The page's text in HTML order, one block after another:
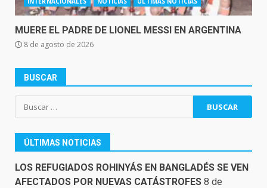
MUERE EL PADRE DE LIONEL MESSI EN ARGENTINA
8 de agosto de 2026
BUSCAR
Buscar:
ÚLTIMAS NOTICIAS
LOS REFUGIADOS ROHINYÁS EN BANGLADÉS SE VEN
AFECTADOS POR NUEVAS CATÁSTROFES 8 de